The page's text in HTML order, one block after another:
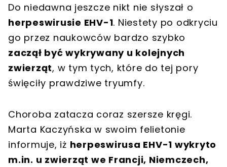
Do niedawna jeszcze nikt nie słyszał o
herpeswirusie EHV-1. Niestety po odkryciu
go przez naukowców bardzo szybko
zaczął być wykrywany u kolejnych
zwierząt, w tym tych, które do tej pory
święciły prawdziwe tryumfy.
Choroba zatacza coraz szersze kręgi.
Marta Kaczyńska w swoim felietonie
informuje, iż herpeswirusa EHV-1 wykryto
m.in. u zwierząt we Francji, Niemczech,